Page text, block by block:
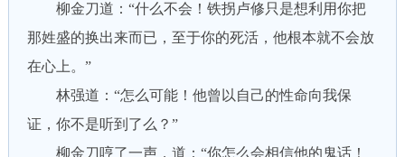
柳金刀道：“什么不会！铁拐卢修只是想利用你把
那姓盛的换出来而已，至于你的死活，他根本就不会放
在心上。”
林强道：“怎么可能！他曾以自己的性命向我保
证，你不是听到了么？”
柳金刀哼了一声，道：“你怎么会相信他的鬼话！